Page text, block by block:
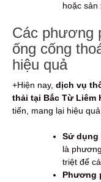
hoặc sản
Các phương
ống cống
hiệu quả
+Hiện nay, dịch vụ
thải tại Bắc Từ Liêm
tiến, mang lại hiệu
Sử dụng
là
triệt để
Phương